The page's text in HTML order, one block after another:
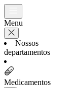
Menu
Nossos
departamentos
Medicamentos